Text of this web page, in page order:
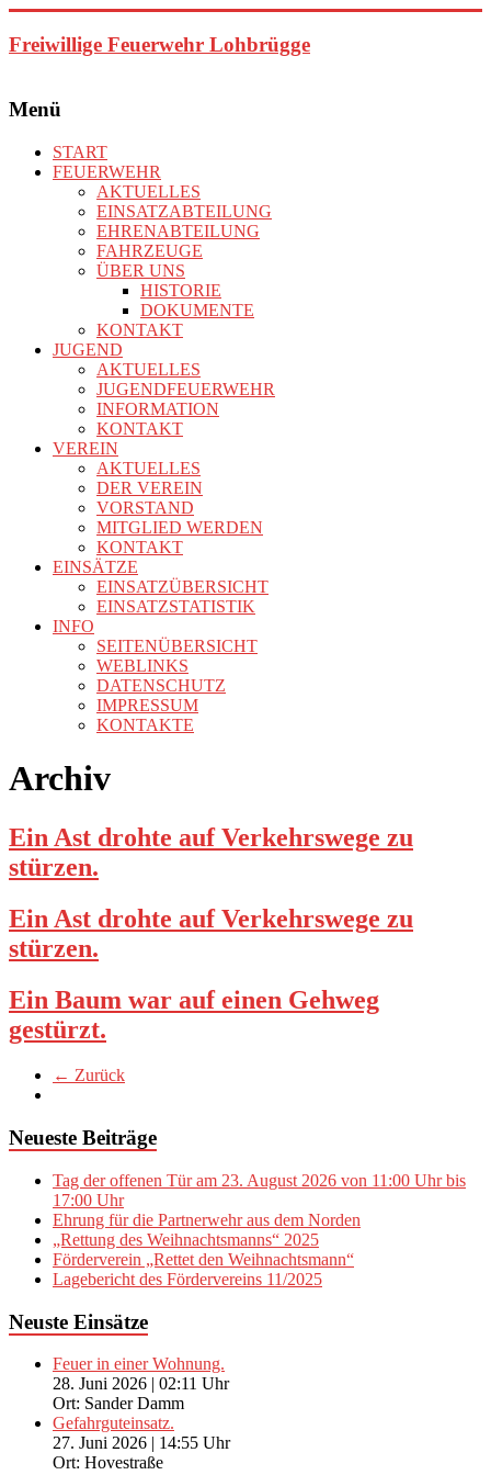
Inhalt
springen
Freiwillige Feuerwehr Lohbrügge
Menü
START
FEUERWEHR
AKTUELLES
EINSATZABTEILUNG
EHRENABTEILUNG
FAHRZEUGE
ÜBER UNS
HISTORIE
DOKUMENTE
KONTAKT
JUGEND
AKTUELLES
JUGENDFEUERWEHR
INFORMATION
KONTAKT
VEREIN
AKTUELLES
DER VEREIN
VORSTAND
MITGLIED WERDEN
KONTAKT
EINSÄTZE
EINSATZÜBERSICHT
EINSATZSTATISTIK
INFO
SEITENÜBERSICHT
WEBLINKS
DATENSCHUTZ
IMPRESSUM
KONTAKTE
Archiv
Ein Ast drohte auf Verkehrswege zu
stürzen.
Ein Ast drohte auf Verkehrswege zu
stürzen.
Ein Baum war auf einen Gehweg
gestürzt.
← Zurück
Neueste Beiträge
Tag der offenen Tür am 23. August 2026 von 11:00 Uhr bis
17:00 Uhr
Ehrung für die Partnerwehr aus dem Norden
„Rettung des Weihnachtsmanns“ 2025
Förderverein „Rettet den Weihnachtsmann“
Lagebericht des Fördervereins 11/2025
Neuste Einsätze
Feuer in einer Wohnung.
28. Juni 2026 | 02:11 Uhr
Ort: Sander Damm
Gefahrguteinsatz.
27. Juni 2026 | 14:55 Uhr
Ort: Hovestraße